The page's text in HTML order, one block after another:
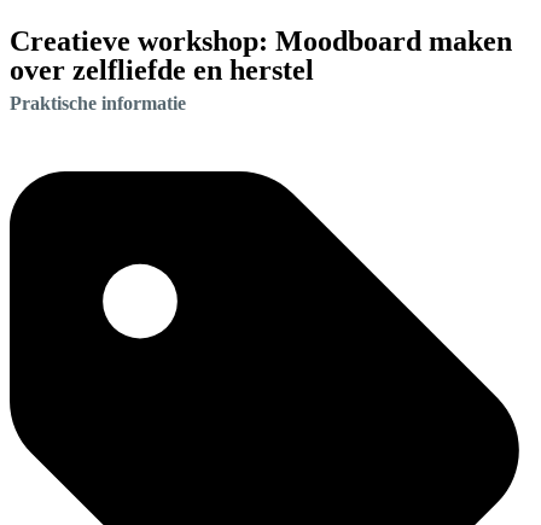
Creatieve workshop: Moodboard maken
over zelfliefde en herstel
Praktische informatie